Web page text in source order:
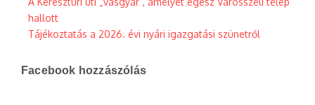
hallott
Tájékoztatás a 2026. évi nyári igazgatási szünetről
Facebook hozzászólás